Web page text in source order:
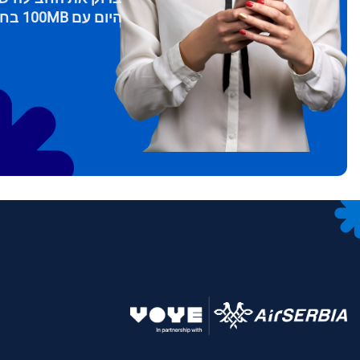
היום עם 100MB בחינם
CAD - דולר קנדי
AED - דירהם איחוד האמירויות הערביות